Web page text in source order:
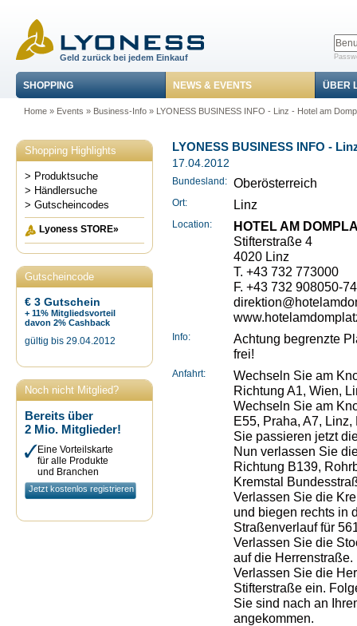
Geld zurück bei jedem Einkauf
SHOPPING NEWS & EVENTS ÜBER
Home» Events » Business-Info» LYONESS BUSINESS INFO - Linz - Hotel am
Shopping Highlights
> Produktsuche
> Händlersuche
> Gutscheincodes
Lyoness STORE»
Gutscheincode
€ 3 Gutschein
+ 11% Mitgliedsvorteil
davon 2% Cashback
gültig bis 29.04.2012
Noch nicht Mitglied?
Bereits über
2 Mio. Mitglieder!
Eine Vorteilskarte
für alle Produkte
und Branchen
Jetzt kostenlos registrieren
LYONESS BUSINESS INFO -
17.04.2012
Bundesland: Oberösterreich
Ort: Linz
Location:
HOTEL AM
Stifterstraße 4
4020 Linz
T. +43 732 773000
F. +43 732 908050-
Info:
Achtung begrenzte
frei!
Anfahrt:
Wechseln Sie am
Richtung A1, Wien,
Wechseln Sie am
E55, Praha, A7,
Sie passieren jetzt
Nun verlassen Sie
Richtung B139,
Kremstal
Verlassen Sie die
und biegen rechts in
Straßenverlauf für
Verlassen Sie die
auf die
Verlassen Sie die
Stifterstraße ein.
Sie sind nach an
angekommen.